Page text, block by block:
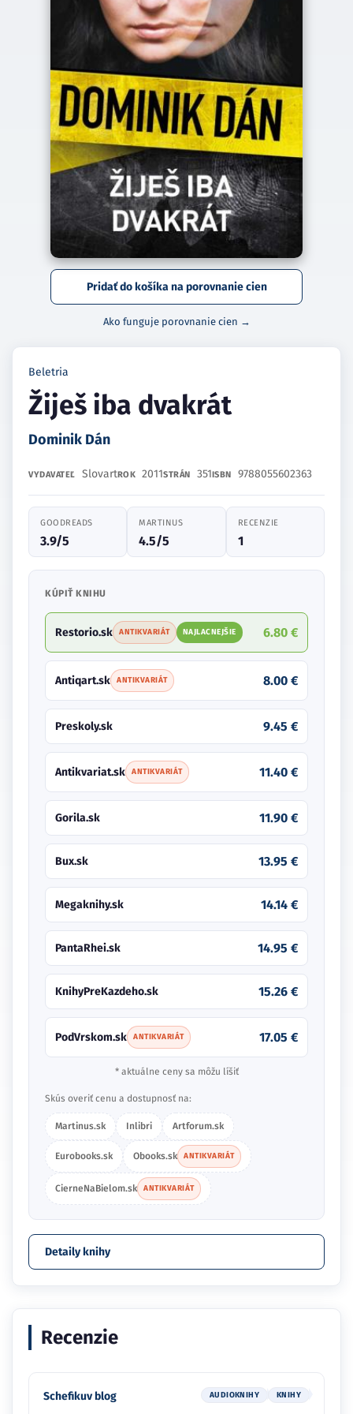
Pridať do košíka na porovnanie cien
Ako funguje porovnanie cien →
Beletria
Žiješ iba dvakrát
Dominik Dán
VYDAVATEĽ SlovartROK 2011STRÁN 351ISBN 9788055602363
GOODREADS
3.9/5
MARTINUS
4.5/5
RECENZIE
1
KÚPIŤ KNIHU
Restorio.sk ANTIKVARIÁT NAJLACNEJŠIE 6.80 €
Antiqart.sk ANTIKVARIÁT 8.00 €
Preskoly.sk 9.45 €
Antikvariat.sk ANTIKVARIÁT 11.40 €
Gorila.sk 11.90 €
Bux.sk 13.95 €
Megaknihy.sk 14.14 €
PantaRhei.sk 14.95 €
KnihyPreKazdeho.sk 15.26 €
PodVrskom.sk ANTIKVARIÁT 17.05 €
* aktuálne ceny sa môžu líšiť
Skús overiť cenu a dostupnosť na:
Martinus.sk Inlibri Artforum.sk
Eurobooks.sk Obooks.sk ANTIKVARIÁT
CierneNaBielom.sk ANTIKVARIÁT
Detaily knihy
Recenzie
Schefikuv blog AUDIOKNIHY KNIHY